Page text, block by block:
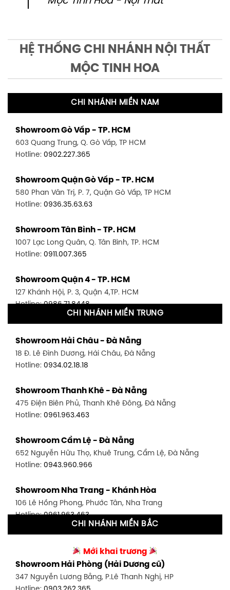
HỆ THỐNG CHI NHÁNH NỘI THẤT
MỘC TINH HOA
CHI NHÁNH MIỀN NAM
Showroom Gò Vấp - TP. HCM
603 Quang Trung, Q. Gò Vấp, TP HCM
Hotline: 0902.227.365
Showroom Quận Gò Vấp - TP. HCM
580 Phan Văn Trị, P. 7, Quận Gò Vấp, TP HCM
Hotline: 0936.35.63.63
Showroom Tân Bình - TP. HCM
1007 Lạc Long Quân, Q. Tân Bình, TP. HCM
Hotline: 0911.007.365
Showroom Quận 4 - TP. HCM
127 Khánh Hội, P. 3, Quận 4,TP. HCM
Hotline:0986.71.8448
1411 Đường 3/2, P. 16, Quận 11, TP. HCM
Hotline:0906.256.759
1448 Huỳnh Tấn Phát, Phú Thuận, Quận 7, TP HCM
Hotline:0946.480.580
348 Đ. Bạch Đằng, P. 14, Bình Thạnh, TP HCM
Hotline:0902.716.230
591 Hoàng Văn Thụ, P. 4, Tân Bình, TP HCM
Hotline:0906.256.759
0986.71.8448
Showroom Thuận An - Bình Dương
CHI NHÁNH MIỀN TRUNG
Showroom Hải Châu - Đà Nẵng
18 Đ. Lê Đình Dương, Hải Châu, Đà Nẵng
Hotline: 0934.02.18.18
Showroom Thanh Khê - Đà Nẵng
475 Điện Biên Phủ, Thanh Khê Đông, Đà Nẵng
Hotline: 0961.963.463
Showroom Cẩm Lệ - Đà Nẵng
652 Nguyễn Hữu Thọ, Khuê Trung, Cẩm Lệ, Đà Nẵng
Hotline: 0943.960.966
Showroom Nha Trang - Khánh Hòa
106 Lê Hồng Phong, Phước Tân, Nha Trang
Hotline:0961.963.463
27-29 Nguyễn Sỹ Sách, Hưng Bình, TP Vinh, Nghệ An
Hotline:0943.960.966
CHI NHÁNH MIỀN BẮC
Mới khai trương
Showroom Hải Phòng (Hải Dương cũ)
347 Nguyễn Lương Bằng, P.Lê Thanh Nghị, HP